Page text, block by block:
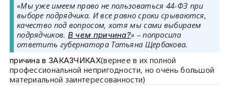
«Мы уже имеем право не пользоваться 44-ФЗ при
выборе подрядчика. И все равно сроки срываются,
качество под вопросом, хотя мы сами выбираем
подрядчиков. В чем причина?» – попросила
ответить губернатора Татьяна Щербакова.
причина в ЗАКАЗЧИКАХ(вернее в их полной
профессиональной непригодности, но очень большой
материальной заинтересованности)